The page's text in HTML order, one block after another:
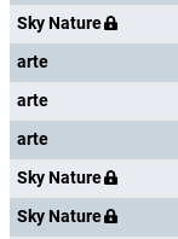
Sky Nature
arte
arte
arte
Sky Nature
Sky Nature